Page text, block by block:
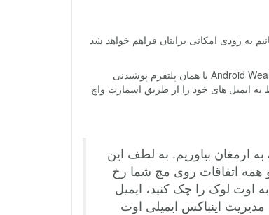
به زودی امکانی برایتان فراهم خواهد شد
در واقع ماجرا از این قرار است که در جدیدترین آپدیت ارائه شده برای این اپلیکیشن پشتیبانی از Android Wear یا همان پلتفرم پوشیدنی
به ایمیل های خود را از طریق اسمارت واچ
این هفته می خواهیم بهترین های اوت لوک را برای کاربران Android Wear به ارمغان بیاوریم. به لطف این
همه اتفاقات روی مچ شما رخ
اوت لوک را چک کنید، ایمیل
مدیریت اینباکس ایمیلی اوت